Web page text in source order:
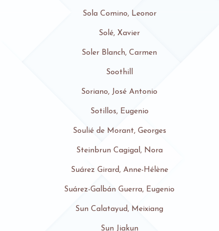
Sola Comino, Leonor
Solé, Xavier
Soler Blanch, Carmen
Soothill
Soriano, José Antonio
Sotillos, Eugenio
Soulié de Morant, Georges
Steinbrun Cagigal, Nora
Suárez Girard, Anne-Hélène
Suárez-Galbán Guerra, Eugenio
Sun Calatayud, Meixiang
Sun Jiakun